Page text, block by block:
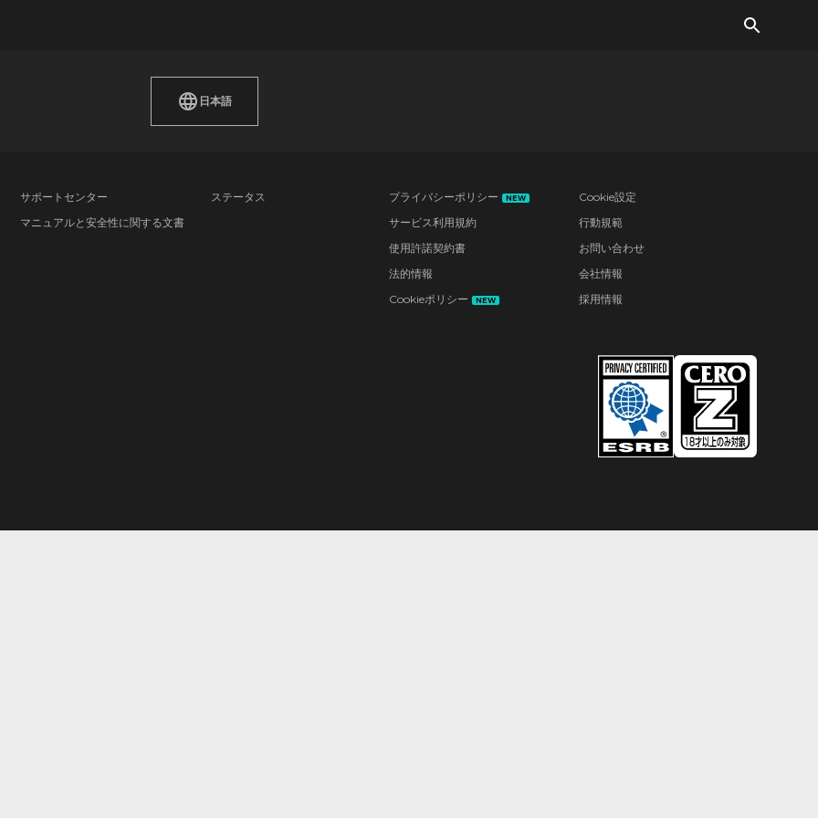
日本語
サポートセンター
マニュアルと安全性に関する文書
ステータス プライバシーポリシー NEW
サービス利用規約
使用許諾契約書
法的情報
Cookieポリシー
NEW
Cookie設定
行動規範
お問い合わせ
会社情報
採用情報